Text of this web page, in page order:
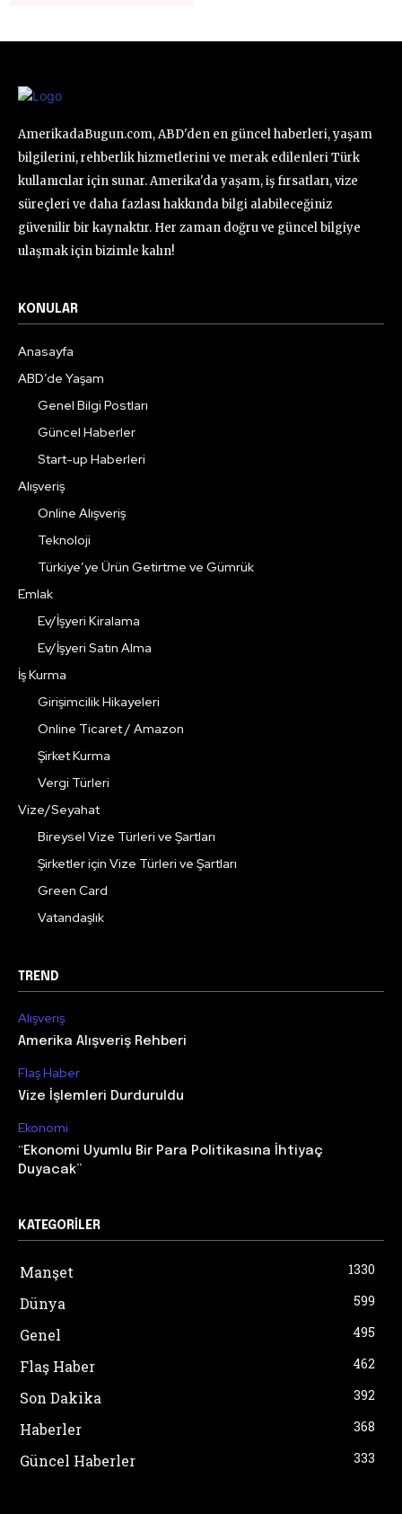
AmerikadaBugun.com, ABD'den en güncel haberleri, yaşam
bilgilerini, rehberlik hizmetlerini ve merak edilenleri Türk
kullanıcılar için sunar. Amerika'da yaşam, iş fırsatları, vize
süreçleri ve daha fazlası hakkında bilgi alabileceğiniz
güvenilir bir kaynaktır. Her zaman doğru ve güncel bilgiye
ulaşmak için bizimle kalın!
KONULAR
Anasayfa
ABD’de Yaşam
Genel Bilgi Postları
Güncel Haberler
Start-up Haberleri
Alışveriş
Online Alışveriş
Teknoloji
Türkiye’ye Ürün Getirtme ve Gümrük
Emlak
Ev/İşyeri Kiralama
Ev/İşyeri Satın Alma
İş Kurma
Girişimcilik Hikayeleri
Online Ticaret / Amazon
Şirket Kurma
Vergi Türleri
Vize/Seyahat
Bireysel Vize Türleri ve Şartları
Şirketler için Vize Türleri ve Şartları
Green Card
Vatandaşlık
TREND
Alışveriş
Amerika Alışveriş Rehberi
Flaş Haber
Vize İşlemleri Durduruldu
Ekonomi
“Ekonomi Uyumlu Bir Para Politikasına İhtiyaç
Duyacak”
KATEGORILER
Manşet 1330
Dünya 599
Genel 495
Flaş Haber 462
Son Dakika 392
Haberler 368
Güncel Haberler 333